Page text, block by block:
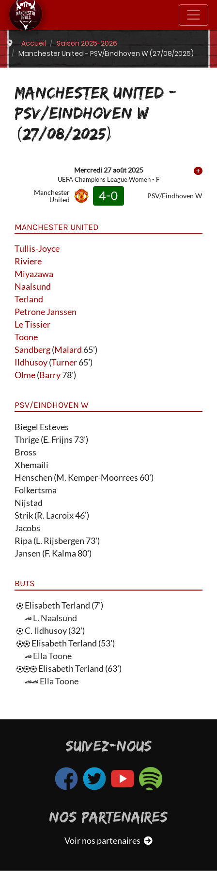
Accueil
Saison 2025-2026
Manchester United - PSV/Eindhoven W (27/08/2025)
MANCHESTER UNITED -
PSV/EINDHOVEN W
(27/08/2025)
Mercredi 27 août 2025
UEFA Champions League Women - F
Manchester
United
4-0 PSV/Eindhoven W
MANCHESTER UNITED
Tullis-Joyce
Riviere
Miyazawa
Naalsund
Terland
Petrone Janssen
Le Tissier
Toone
Sandberg(Malard 65')
Ildhusoy(Turner65')
Olme(Barry78')
PSV/EINDHOVEN W
Biegel Esteves
Thrige (E. Frijns 73')
Bross
Xhemaili
Henschen (M. Kemper-Moorrees 60')
Folkertsma
Nijstad
Strik (R. Lacroix 46')
Jacobs
Ripa (L. Rijsbergen 73')
Jansen (F. Kalma 80')
BUTS
Elisabeth Terland (7')
L. Naalsund
C. Ildhusoy (32')
Elisabeth Terland (53')
Ella Toone
Elisabeth Terland (63')
Ella Toone
SUIVEZ-NOUS
NOS PARTENAIRES
Voir nos partenaires